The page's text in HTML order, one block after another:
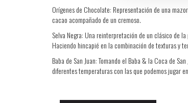
Orígenes de Chocolate: Representación de una
cacao acompañado de un cremoso.
Selva Negra: Una reinterpretación de un clásico de
Haciendo hincapié en la combinación de texturas y
Baba de San Juan: Tomando el Baba & la Coca de
diferentes temperaturas con las que podemos jugar